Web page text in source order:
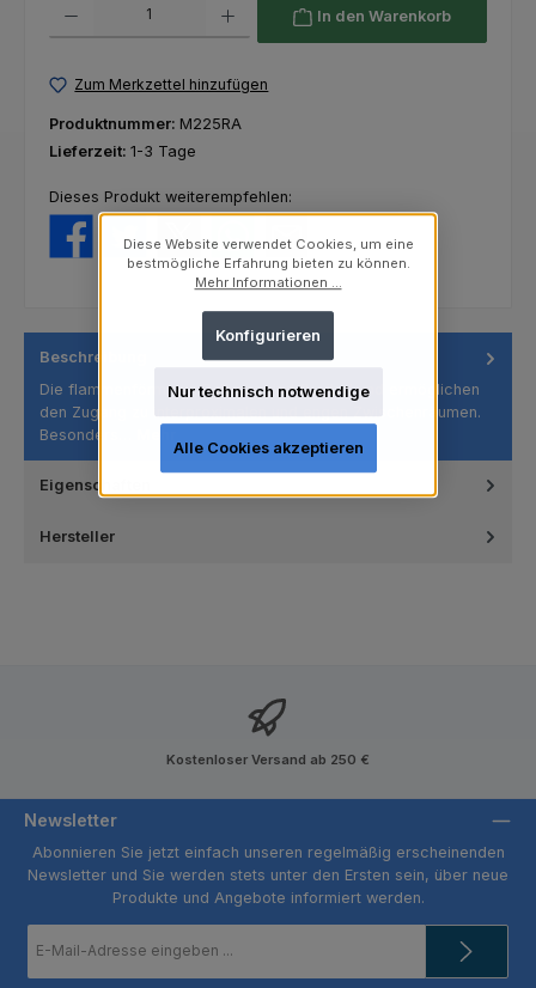
In den Warenkorb
Zum Merkzettel hinzufügen
Produktnummer: M225RA
Lieferzeit: 1-3 Tage
Dieses Produkt weiterempfehlen:
Beschreibung
Die flammenförmigen Polierer sind flexibel und ermöglichen
den Zugang zu interproximalen und engen Zwischenräumen.
Besonders…
Eigenschaften
Hersteller
Kostenloser Versand ab 250 €
Newsletter
Abonnieren Sie jetzt einfach unseren regelmäßig erscheinenden
Newsletter und Sie werden stets unter den Ersten sein, über neue
Produkte und Angebote informiert werden.
Mail-
Diese Website verwendet Cookies, um eine
bestmögliche Erfahrung bieten zu können.
Mehr Informationen ...
Nur technisch notwendige
Konfigurieren
Alle Cookies akzeptieren